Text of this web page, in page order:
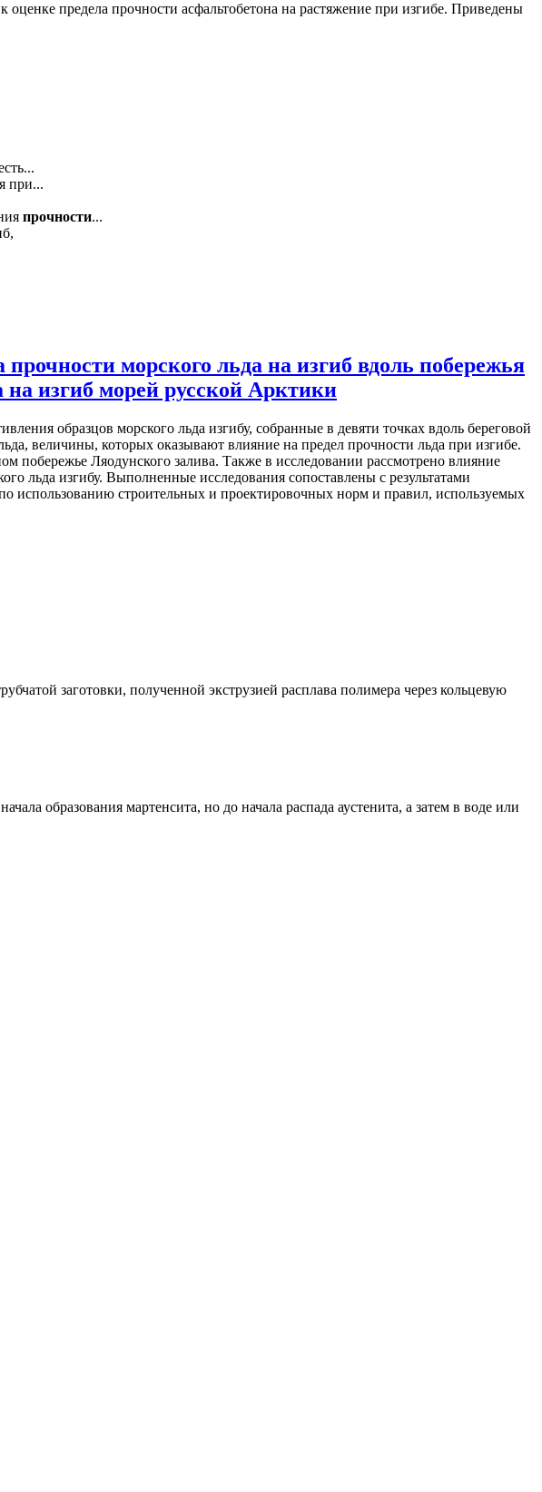
предела прочности асфальтобетона на растяжение при изгибе. Приведены
при...
прочности...
морского льда на изгиб вдоль побережья
на изгиб морей русской Арктики
образцов морского льда изгибу, собранные в девяти точках вдоль береговой
величины, которых оказывают влияние на предел прочности льда при изгибе.
побережье Ляодунского залива. Также в исследовании рассмотрено влияние
льда изгибу. Выполненные исследования сопоставлены с результатами
использованию строительных и проектировочных норм и правил, используемых
заготовки, полученной экструзией расплава полимера через кольцевую
образования мартенсита, но до начала распада аустенита, а затем в воде или